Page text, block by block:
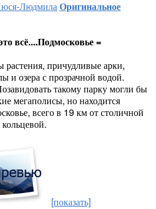
ЛюдмилаОригинальное
всё....Подмосковье =
причудливые арки,
и озера с прозрачной водой.
такому парку могли бы
мегаполисы, но находится
всего в 19 км от столичной
кольцевой.
[показать]